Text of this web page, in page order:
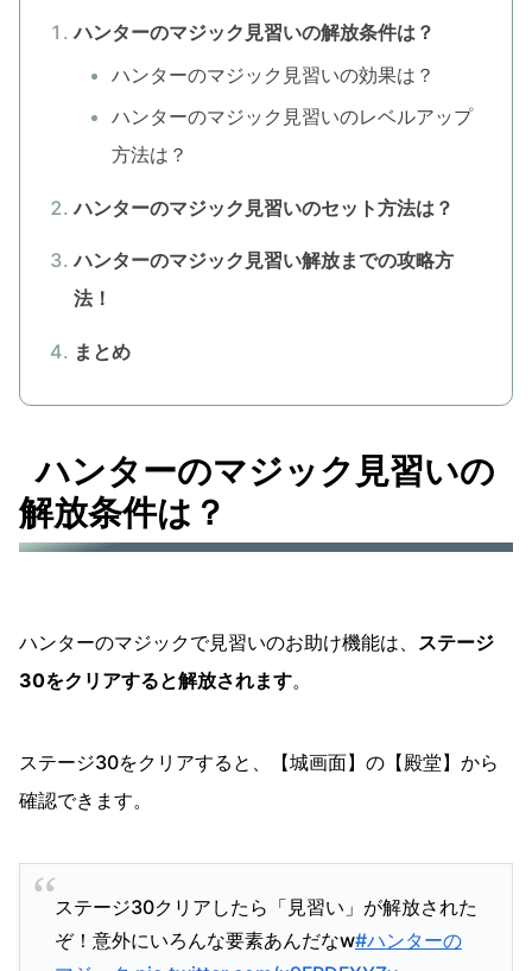
ハンターのマジック見習いの解放条件は？
ハンターのマジック見習いの効果は？
ハンターのマジック見習いのレベルアップ
方法は？
ハンターのマジック見習いのセット方法は？
ハンターのマジック見習い解放までの攻略方
法！
まとめ
ハンターのマジック見習いの
解放条件は？
ハンターのマジックで見習いのお助け機能は、 ステージ
30をクリアすると解放されます。
ステージ30をクリアすると、【城画面】の【殿堂】から
確認できます。
ステージ30クリアしたら「見習い」が解放された
ぞ！意外にいろんな要素あんだなw#ハンターの